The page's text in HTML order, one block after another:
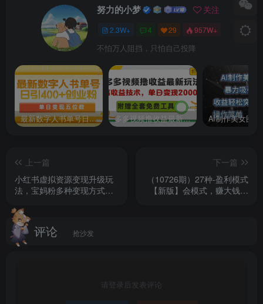
努力的小梦 关注
2.3W+ 4 29 957W+
不怕万人阻挡，只怕自己投降
最新数字人书单号日400+创业粉，单日变现五位数，市面卖5980附软件和详… 多多视频撸收益最新玩法，高收益技术，单日变现2000+，附赠全套技术资料
上一篇
小红书虚拟资源变现升级玩
法，宝妈粉多种变现方式，
下一篇
（10726期）27种-盈利模式
【新版】会模式，赚大钱，
评论 抢沙发
请登录后发表评论